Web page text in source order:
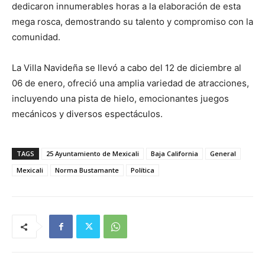
dedicaron innumerables horas a la elaboración de esta
mega rosca, demostrando su talento y compromiso con la
comunidad.
La Villa Navideña se llevó a cabo del 12 de diciembre al
06 de enero, ofreció una amplia variedad de atracciones,
incluyendo una pista de hielo, emocionantes juegos
mecánicos y diversos espectáculos.
TAGS 25 Ayuntamiento de Mexicali Baja California
General
Mexicali
Norma Bustamante Política